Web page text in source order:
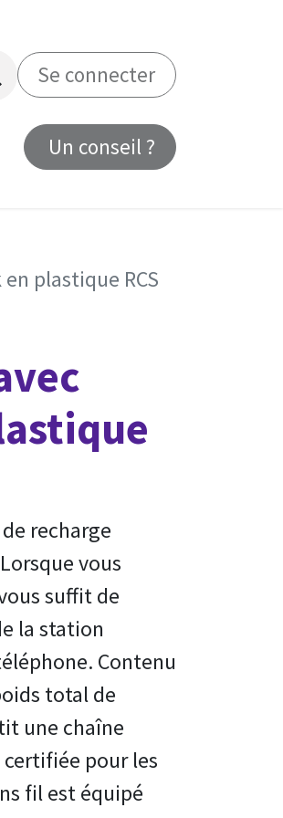
Se connecter
Un conseil ?
plastique RCS
recharge
vous
suffit de
la station
Contenu
total de
une chaîne
pour les
fil est équipé